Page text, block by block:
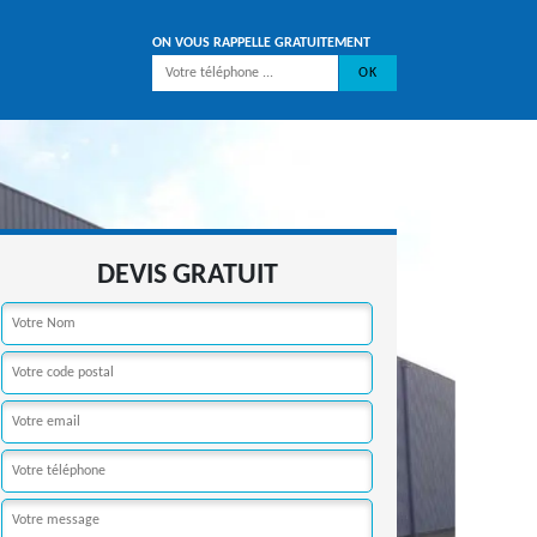
ON VOUS RAPPELLE GRATUITEMENT
DEVIS GRATUIT